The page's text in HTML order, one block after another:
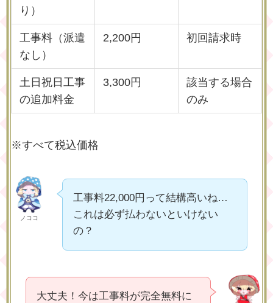
り）
工事料（派遣
なし）
2,200円 初回請求時
土日祝日工事
の追加料金
3,300円
該当する場合
のみ
※すべて税込価格
ノココ
工事料22,000円って結構高いね…
これは必ず払わないといけない
の？
大丈夫！今は工事料が完全無料に